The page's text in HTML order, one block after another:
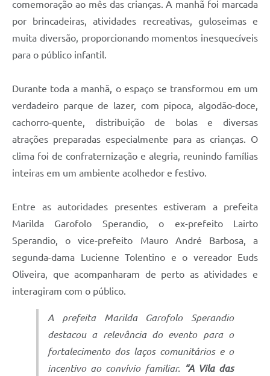
comemoração ao mês das crianças. A manhã foi marcada
por brincadeiras, atividades recreativas, guloseimas e
muita diversão, proporcionando momentos inesquecíveis
para o público infantil.
Durante toda a manhã, o espaço se transformou em um
verdadeiro parque de lazer, com pipoca, algodão-doce,
cachorro-quente, distribuição de bolas e diversas
atrações preparadas especialmente para as crianças. O
clima foi de confraternização e alegria, reunindo famílias
inteiras em um ambiente acolhedor e festivo.
Entre as autoridades presentes estiveram a prefeita
Marilda Garofolo Sperandio, o ex-prefeito Lairto
Sperandio, o vice-prefeito Mauro André Barbosa, a
segunda-dama Lucienne Tolentino e o vereador Euds
Oliveira, que acompanharam de perto as atividades e
interagiram com o público.
A prefeita Marilda Garofolo Sperandio
destacou a relevância do evento para o
fortalecimento dos laços comunitários e o
incentivo ao convívio familiar.
“A Vila das